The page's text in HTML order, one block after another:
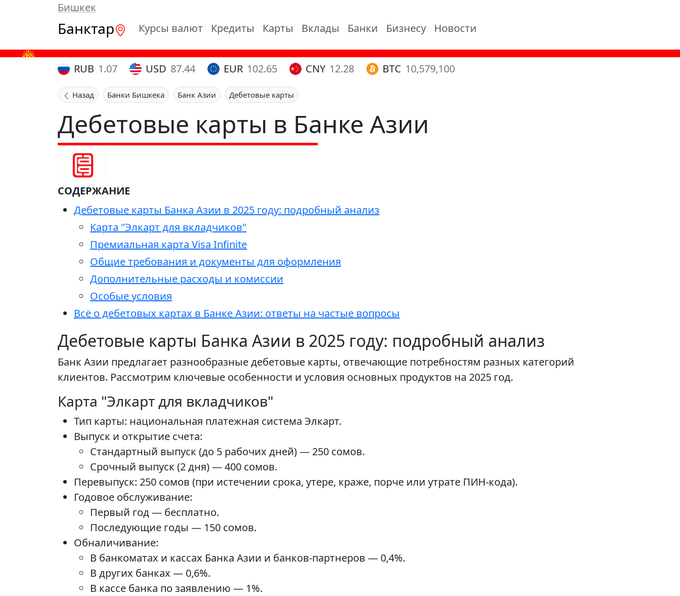
Бишкек
Банктар Курсы валют Кредиты Карты Вклады Банки Бизнесу Новости
RUB 1.07 USD 87.44 EUR 102.65 CNY 12.28 BTC 10,579,100
Назад Банки Бишкека Банк Азии Дебетовые карты
Дебетовые карты в Банке Азии
СОДЕРЖАНИЕ
Дебетовые карты Банка Азии в 2025 году: подробный анализ
Карта "Элкарт для вкладчиков"
Премиальная карта Visa Infinite
Общие требования и документы для оформления
Дополнительные расходы и комиссии
Особые условия
Всё о дебетовых картах в Банке Азии: ответы на частые вопросы
Дебетовые карты Банка Азии в 2025 году: подробный анализ
Банк Азии предлагает разнообразные дебетовые карты, отвечающие потребностям разных категорий
клиентов. Рассмотрим ключевые особенности и условия основных продуктов на 2025 год.
Карта "Элкарт для вкладчиков"
Тип карты: национальная платежная система Элкарт.
Выпуск и открытие счета:
Стандартный выпуск (до 5 рабочих дней) — 250 сомов.
Срочный выпуск (2 дня) — 400 сомов.
Перевыпуск: 250 сомов (при истечении срока, утере, краже, порче или утрате ПИН-кода).
Годовое обслуживание:
Первый год — бесплатно.
Последующие годы — 150 сомов.
Обналичивание:
В банкоматах и кассах Банка Азии и банков-партнеров — 0,4%.
В других банках — 0,6%.
В кассе банка по заявлению — 1%.